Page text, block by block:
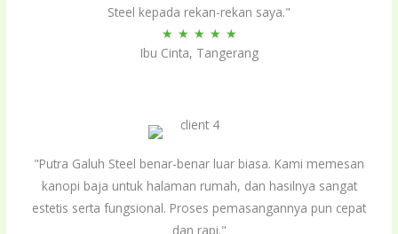
Steel kepada rekan-rekan saya."
★ ★ ★ ★ ★Rated
5
Ibu Cinta, Tangerang
"Putra Galuh Steel benar-benar luar biasa. Kami memesan
kanopi baja untuk halaman rumah, dan hasilnya sangat
estetis serta fungsional. Proses pemasangannya pun cepat
dan rapi."